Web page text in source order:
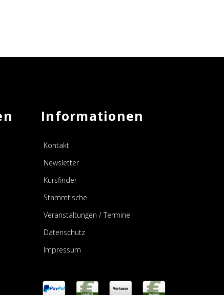
Informationen
Kontakt
Newsletter
Kursfinder
Stammtische
Veranstaltungen / Termine
Datenschutz
Impressum